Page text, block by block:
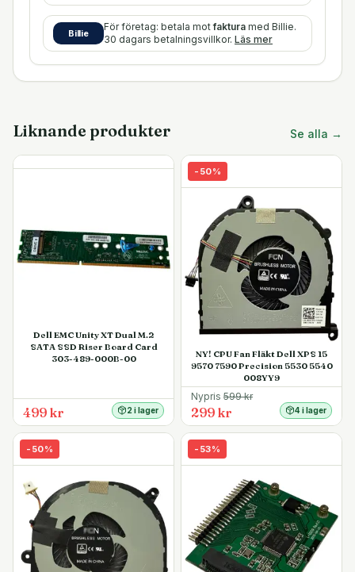
Billie
För företag: betala motfaktura med Billie.
30 dagars betalningsvillkor. Läs mer
Liknande produkter Se alla →
Dell EMC Unity XT Dual M.2
SATA SSD Riser Board Card
303-489-000B-00
499 kr 2 i lager
- 50%
NY! CPU Fan Fläkt Dell XPS 15
9570 7590 Precision 5530 5540
008YY9
Nypris 599kr
299 kr 4 i lager
- 50% - 53%